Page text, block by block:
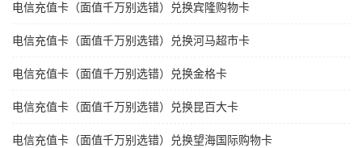
电信充值卡（面值千万别选错）兑换宾隆购物卡
电信充值卡（面值千万别选错）兑换河马超市卡
电信充值卡（面值千万别选错）兑换金格卡
电信充值卡（面值千万别选错）兑换昆百大卡
电信充值卡（面值千万别选错）兑换望海国际购物卡